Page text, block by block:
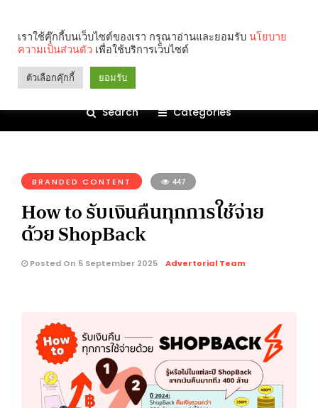
Search Categories
BRANDED CONTENT 447
How to รับเงินคืนทุกการใช้จ่าย
ด้วย ShopBack
Posted On 5 September 2025 Advertorial Team
เราใช้คุ๊กกี้บนเว็บไซต์ของเรา กรุณาอ่านและยอมรับ นโยบาย
ความเป็นส่วนตัว เพื่อใช้บริการเว็บไซต์
ตัวเลือกคุ๊กกี้ ยอมรับ